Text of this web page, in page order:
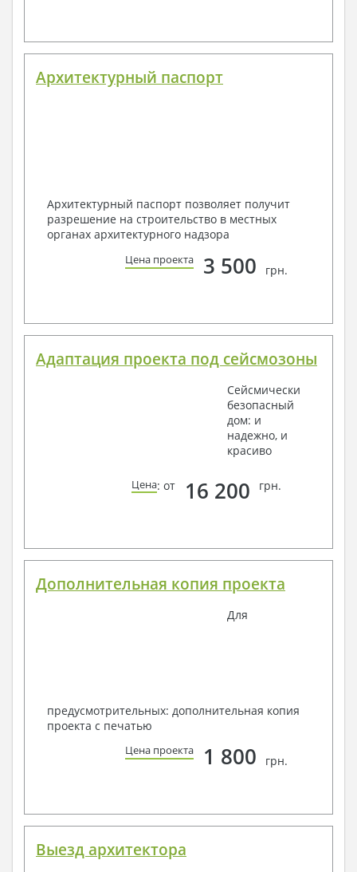
Архитектурный паспорт
Архитектурный паспорт позволяет получит
разрешение на строительство в местных
органах архитектурного надзора
Цена проекта 3 500 грн.
Адаптация проекта под сейсмозоны
Сейсмически
безопасный
дом: и
надежно, и
красиво
Цена: от 16 200 грн.
Дополнительная копия проекта
Для
предусмотрительных: дополнительная копия
проекта с печатью
Цена проекта 1 800 грн.
Выезд архитектора